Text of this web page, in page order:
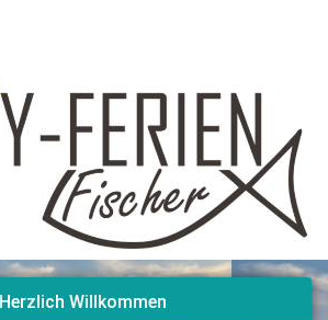
Herzlich Willkommen